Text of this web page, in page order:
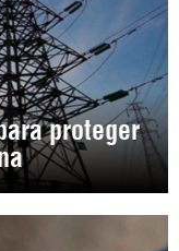
proteger